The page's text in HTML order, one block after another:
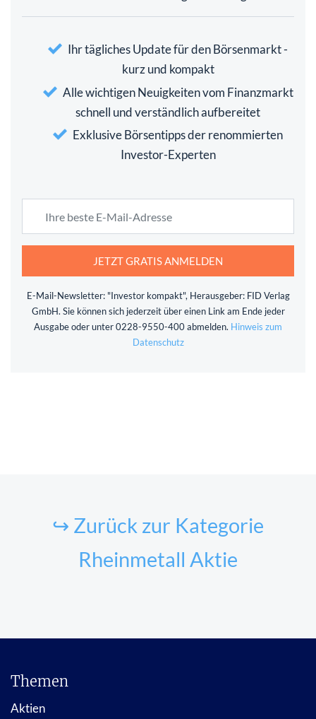
Ihr tägliches Update für den Börsenmarkt -
kurz und kompakt
Alle wichtigen Neuigkeiten vom Finanzmarkt
schnell und verständlich aufbereitet
Exklusive Börsentipps der renommierten
Investor-Experten
JETZT GRATIS ANMELDEN
E-Mail-Newsletter: "Investor kompakt", Herausgeber: FID Verlag
GmbH. Sie können sich jederzeit über einen Link am Ende jeder
Ausgabe oder unter 0228-9550-400 abmelden. Hinweis zum
Datenschutz
↪ Zurück zur Kategorie
Rheinmetall Aktie
Themen
Aktien